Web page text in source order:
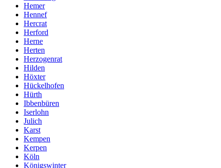
Hemer
Hennef
Hercrat
Herford
Herne
Herten
Herzogenrat
Hilden
Höxter
Hückelhofen
Hürth
Ibbenbüren
Iserlohn
Julich
Karst
Kempen
Kerpen
Köln
Königswinter